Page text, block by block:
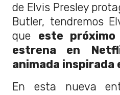
de Elvis Presley
Butler, tendremos
que este
estrena en
animada inspirada
En esta nueva